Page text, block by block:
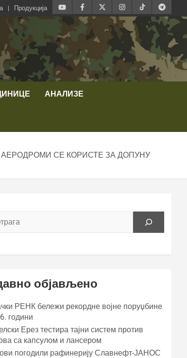
Продукција
АНАЛИЗЕ
СЕ КОРИСТЕ ЗА ДОПУНУ
објављено
РЕНК бележи рекордне војне поруџбине
години
Ерез тестира тајни систем против
са капсулом и лансером
погодили рафинерију Славнефт-ЈАНОС